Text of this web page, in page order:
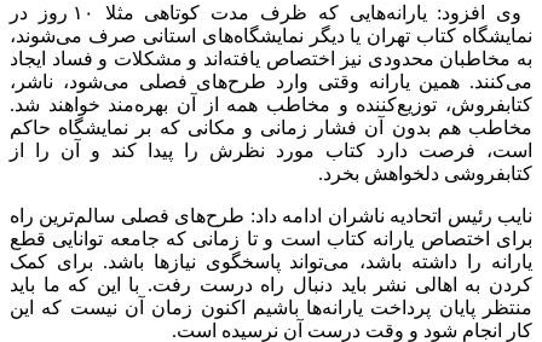
وی افزود: یارانه‌هایی که ظرف مدت کوتاهی مثلا ۱۰ روز در
نمایشگاه کتاب تهران یا دیگر نمایشگاه‌های استانی صرف می‌شوند،
به مخاطبان محدودی نیز اختصاص یافته‌اند و مشکلات و فساد ایجاد
می‌کنند. همین یارانه وقتی وارد طرح‌های فصلی می‌شود، ناشر،
کتابفروش، توزیع‌کننده و مخاطب همه از آن بهره‌مند خواهند شد.
مخاطب هم بدون آن فشار زمانی و مکانی که بر نمایشگاه حاکم
است، فرصت دارد کتاب مورد نظرش را پیدا کند و آن را از
کتابفروشی دلخواهش بخرد.
نایب رئیس اتحادیه ناشران ادامه داد: طرح‌های فصلی سالم‌ترین راه
برای اختصاص یارانه کتاب است و تا زمانی که جامعه توانایی قطع
یارانه را داشته باشد، می‌تواند پاسخگوی نیازها باشد. برای کمک
کردن به اهالی نشر باید دنبال راه درست رفت. با این که ما باید
منتظر پایان پرداخت یارانه‌ها باشیم اکنون زمان آن نیست که این
کار انجام شود و وقت درست آن نرسیده است.